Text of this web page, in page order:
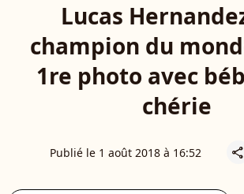
Lucas
champion du
1re photo avec
chérie
Publié le 1 août 2018 à 16:52 share